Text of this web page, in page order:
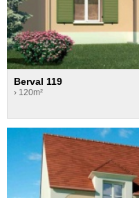
Berval 119
› 120m²